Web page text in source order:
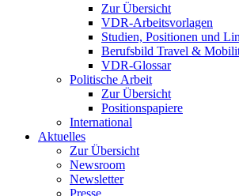
Zur Übersicht
VDR-Arbeitsvorlagen
Studien, Positionen und
Berufsbild Travel &
VDR-Glossar
Politische Arbeit
Zur Übersicht
Positionspapiere
International
Aktuelles
Zur Übersicht
Newsroom
Newsletter
Presse